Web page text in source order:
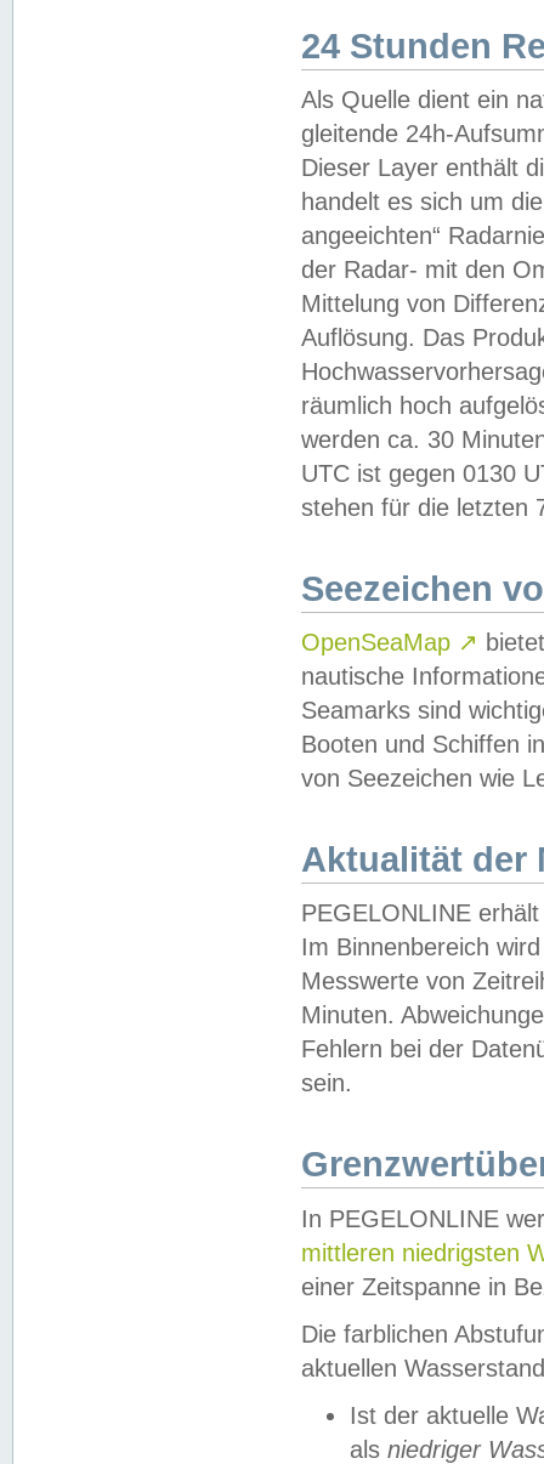
24 Stunden
Als Quelle dient ein
gleitende 24h-
Dieser Layer enthält
handelt es sich um
angeeichten“
der Radar- mit den
Mittelung von
Auflösung. Das
räumlich hoch
werden ca. 30
UTC ist gegen 0130
stehen für die letzten
Seezeichen
OpenSeaMap ↗
nautische
Seamarks sind
Booten und Schiffen
von Seezeichen wie
Aktualität der
PEGELONLINE
Im Binnenbereich
Messwerte von
Minuten.
Fehlern bei der
sein.
In PEGELONLINE
mittleren niedrigsten
einer Zeitspanne in
Die farblichen
aktuellen
Ist der aktuelle
als niedriger